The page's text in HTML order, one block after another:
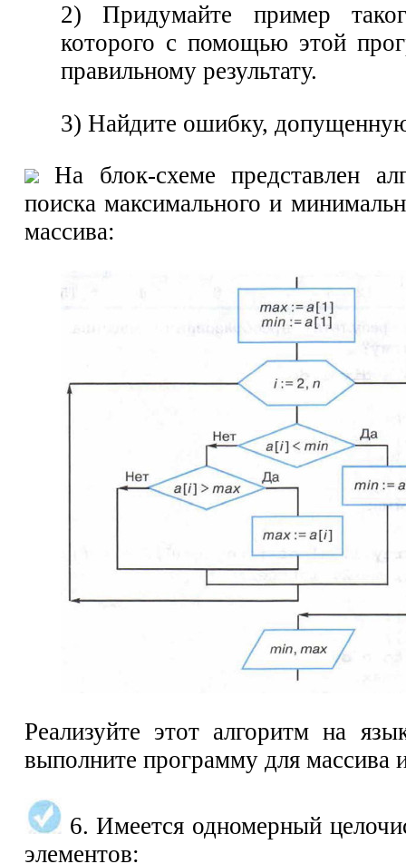
2) Придумайте пример
которого с помощью этой
правильному результату.
3) Найдите ошибку,
На блок-схеме представлен
поиска максимального и
массива:
Реализуйте этот алгоритм на
выполните программу для массива
6. Имеется одномерный
элементов: